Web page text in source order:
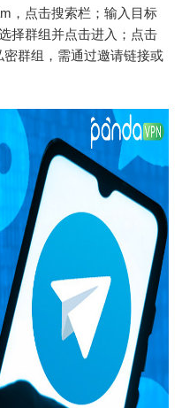
，点击搜索栏；输入目标
择群组并点击进入；点击
密群组，需通过邀请链接或